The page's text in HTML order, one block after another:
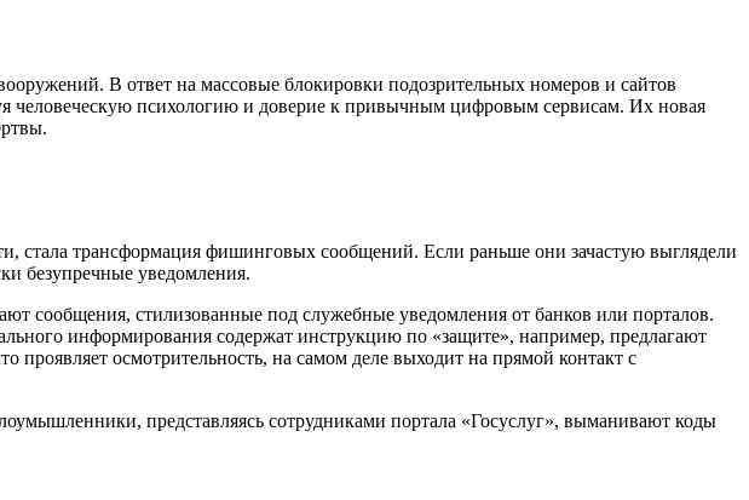
В ответ на массовые блокировки подозрительных номеров и сайтов
человеческую психологию и доверие к привычным цифровым сервисам. Их новая
стала трансформация фишинговых сообщений. Если раньше они зачастую выглядели
безупречные уведомления.
сообщения, стилизованные под служебные уведомления от банков или порталов.
информирования содержат инструкцию по «защите», например, предлагают
проявляет осмотрительность, на самом деле выходит на прямой контакт с
представляясь сотрудниками портала «Госуслуг», выманивают коды